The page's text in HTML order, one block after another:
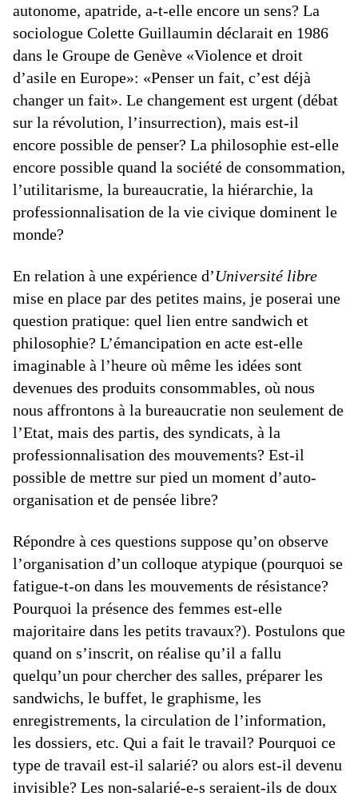
autonome, apatride, a-t-elle encore un sens? La
sociologue Colette Guillaumin déclarait en 1986
dans le Groupe de Genève «Violence et droit
d’asile en Europe»: «Penser un fait, c’est déjà
changer un fait». Le changement est urgent (débat
sur la révolution, l’insurrection), mais est-il
encore possible de penser? La philosophie est-elle
encore possible quand la société de consommation,
l’utilitarisme, la bureaucratie, la hiérarchie, la
professionnalisation de la vie civique dominent le
monde?
En relation à une expérience d’Université libre
mise en place par des petites mains, je poserai une
question pratique: quel lien entre sandwich et
philosophie? L’émancipation en acte est-elle
imaginable à l’heure où même les idées sont
devenues des produits consommables, où nous
nous affrontons à la bureaucratie non seulement de
l’Etat, mais des partis, des syndicats, à la
professionnalisation des mouvements? Est-il
possible de mettre sur pied un moment d’auto-
organisation et de pensée libre?
Répondre à ces questions suppose qu’on observe
l’organisation d’un colloque atypique (pourquoi se
fatigue-t-on dans les mouvements de résistance?
Pourquoi la présence des femmes est-elle
majoritaire dans les petits travaux?). Postulons que
quand on s’inscrit, on réalise qu’il a fallu
quelqu’un pour chercher des salles, préparer les
sandwichs, le buffet, le graphisme, les
enregistrements, la circulation de l’information,
les dossiers, etc. Qui a fait le travail? Pourquoi ce
type de travail est-il salarié? ou alors est-il devenu
invisible? Les non-salarié-e-s seraient-ils de doux